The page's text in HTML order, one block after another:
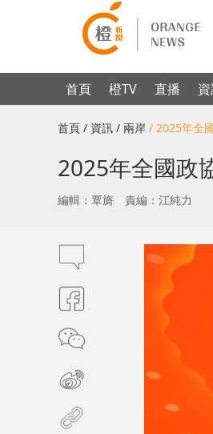
首頁 橙TV 直播
首頁 / 資訊 / 兩岸 / 2025年全
2025年全國政
編輯：覃旖 責編：江純力